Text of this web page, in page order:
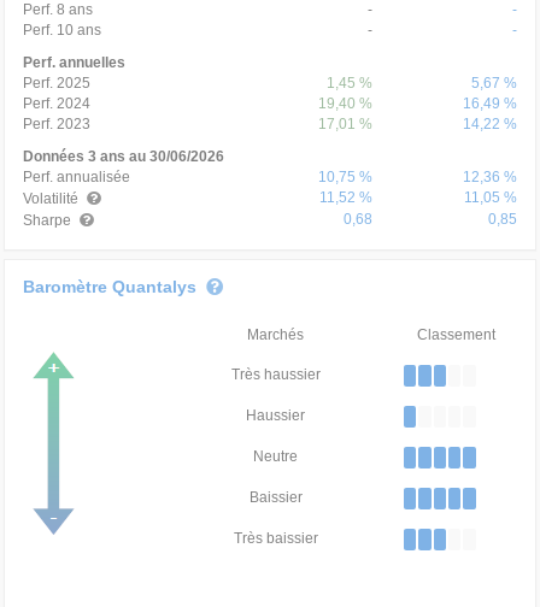
Perf. 8 ans
-
-
Perf. 10 ans
-
-
Perf. annuelles
Perf. 2025
1,45 %
5,67 %
Perf. 2024
19,40 %
16,49 %
Perf. 2023
17,01 %
14,22 %
Données 3 ans au 30/06/2026
Perf. annualisée
10,75 %
12,36 %
Volatilité
11,52 %
11,05 %
Sharpe
0,68 0,85
Baromètre Quantalys
Marchés Classement
Très haussier
Haussier
Neutre
Baissier
Très baissier